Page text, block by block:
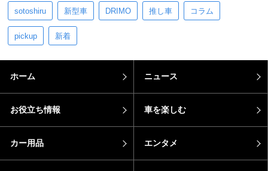
sotoshiru 新型車 DRIMO 推し車 コラム
pickup 新着
ホーム ニュース
お役立ち情報 車を楽しむ
カー用品 エンタメ